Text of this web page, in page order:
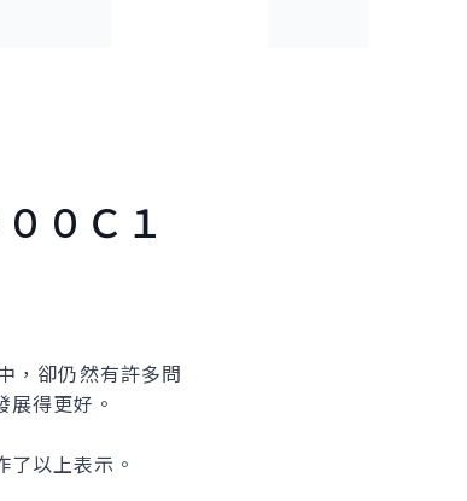
０Ｃ１
，卻仍然有許多問
得更好。
以上表示。